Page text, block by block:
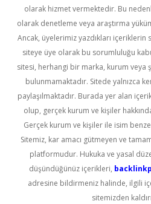
olarak hizmet vermektedir. Bu
olarak denetleme veya araştırma
Ancak, üyelerimiz yazdıkları
siteye üye olarak bu sorumluluğu
sitesi, herhangi bir marka, kurum veya
bulunmamaktadır. Sitede yalnızca
paylaşılmaktadır. Burada yer alan
olup, gerçek kurum ve kişiler
Gerçek kurum ve kişiler ile isim
Sitemiz, kar amacı gütmeyen ve
platformudur. Hukuka ve yasal
düşündüğünüz içerikleri,
adresine bildirmeniz halinde, ilgili
sitemizden